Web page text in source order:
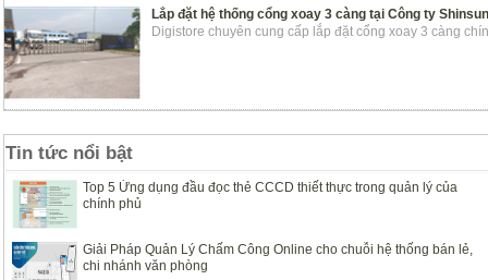
Tin tức nổi bật
Top 5 Ứng dụng đầu đọc thẻ CCCD thiết thực trong quản lý của
chính phủ
Giải Pháp Quản Lý Chấm Công Online cho chuỗi hệ thống bán lẻ,
chi nhánh văn phòng
Lắp đặt hệ thống cổng xoay 3 càng tại Công ty
Digistore chuyên cung cấp lắp đặt cổng xoay 3 càng